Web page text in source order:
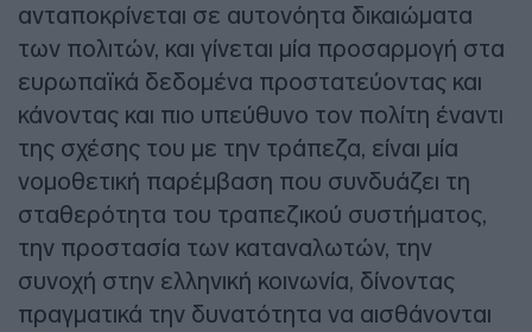
ανταποκρίνεται σε αυτονόητα δικαιώματα
των πολιτών, και γίνεται μία προσαρμογή στα
ευρωπαϊκά δεδομένα προστατεύοντας και
κάνοντας και πιο υπεύθυνο τον πολίτη έναντι
της σχέσης του με την τράπεζα, είναι μία
νομοθετική παρέμβαση που συνδυάζει τη
σταθερότητα του τραπεζικού συστήματος,
την προστασία των καταναλωτών, την
συνοχή στην ελληνική κοινωνία, δίνοντας
πραγματικά την δυνατότητα να αισθάνονται